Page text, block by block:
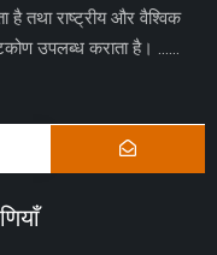
है तथा राष्ट्रीय और वैश्विक
उपलब्ध कराता है। ……